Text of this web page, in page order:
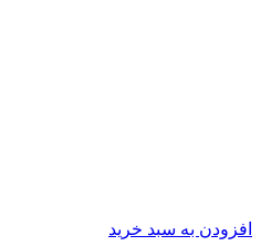
افزودن به سبد خرید